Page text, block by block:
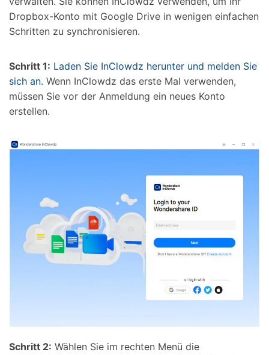
Dropbox-Konto mit Google Drive in wenigen einfachen
Schritten zu synchronisieren.
Schritt 1: Laden Sie InClowdz herunter und melden Sie
sich an. Wenn InClowdz das erste Mal verwenden,
müssen Sie vor der Anmeldung ein neues Konto
erstellen.
Schritt 2: Wählen Sie im rechten Menü die